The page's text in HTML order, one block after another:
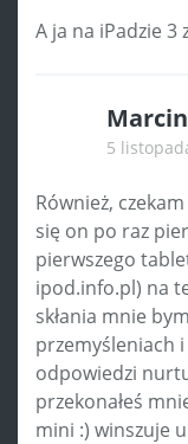
A ja na iPadzie 3
Marcin
5
Również,
się on po raz
pierwszego
ipod.info.pl) na
skłania mnie
przemyśleniach
odpowiedzi
przekonałeś
mini :) winszuje